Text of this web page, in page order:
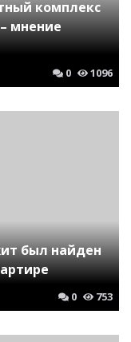
комплекс
мнение
0 1096
был найден
0 753